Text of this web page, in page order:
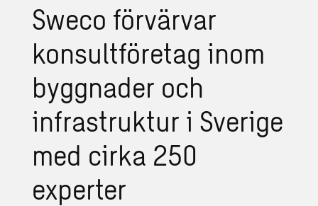
Sweco förvärvar
konsultföretag inom
byggnader och
infrastruktur i Sverige
med cirka 250
experter